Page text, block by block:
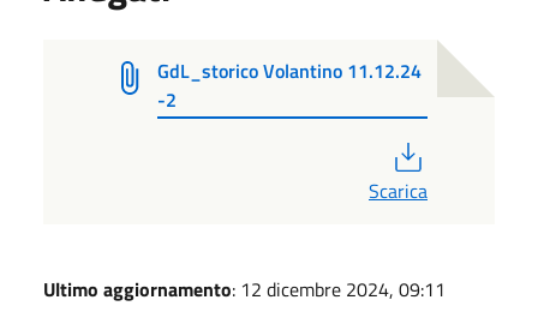
GdL_storico Volantino 11.12.24
-2
Scarica
Ultimo aggiornamento: 12 dicembre 2024, 09:11